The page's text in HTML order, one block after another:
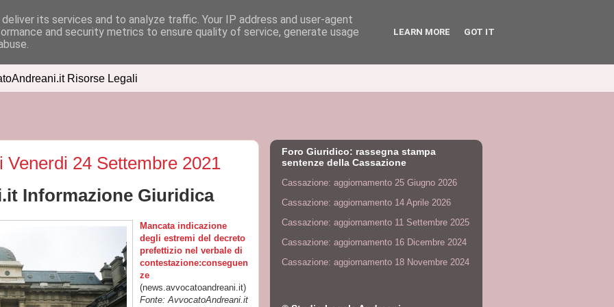
Risorse Legali
Venerdi 24 Settembre 2021
Informazione Giuridica
Mancata indicazione
degli estremi del decreto
prefettizio nel verbale di
contestazione:conseguen
ze
(news.avvocatoandreani.it)
Fonte: AvvocatoAndreani.it
Foro Giuridico: rassegna stampa
sentenze della Cassazione
Cassazione: aggiornamento 25 Giugno 2026
Cassazione: aggiornamento 14 Aprile 2026
Cassazione: aggiornamento 11 Settembre 2025
Cassazione: aggiornamento 16 Dicembre 2024
Cassazione: aggiornamento 18 Novembre 2024
its services and to analyze traffic. Your IP address and user-agent
and security metrics to ensure quality of service, generate usage
LEARN MORE GOT IT